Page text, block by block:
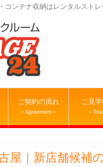
ンテナ収納はレンタルストレ
ご契約の流れ
– Agreement –
ご見
–
屋｜新店舗候補